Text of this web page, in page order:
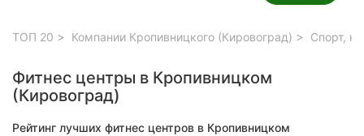
ТОП 20 Компании Кропивницкого (Кировоград) Спорт,
Фитнес центры в Кропивницком
(Кировоград)
Рейтинг лучших фитнес центров в Кропивницком